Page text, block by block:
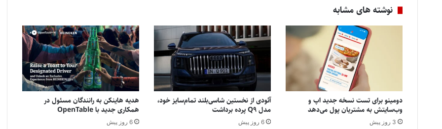
نوشته های مشابه
دومینو برای تست نسخه جدید اپ و
وب‌سایتش به مشتریان پول می‌دهد
3 روز پیش
آئودی از نخستین شاسی‌بلند تمام‌سایز خود،
مدل Q9 پرده برداشت
6 روز پیش
هدیه هاینکن به رانندگان مسئول در
همکاری جدید با OpenTable
6 روز پیش